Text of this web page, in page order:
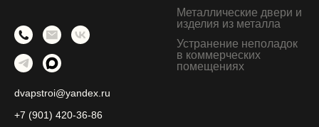
Металлические двери и
изделия из металла
Устранение неполадок
в коммерческих
помещениях
dvapstroi@yandex.ru
+7 (901) 420-36-86